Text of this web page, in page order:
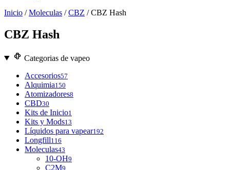
Inicio /Moleculas /CBZ / CBZ Hash
CBZ Hash
Categorias de vapeo
Accesorios57
Alquimia150
Atomizadores8
CBD30
Kits de Inicio1
Kits y Mods13
Líquidos para vapear192
Longfill116
Moleculas43
10-OH9
C2M9